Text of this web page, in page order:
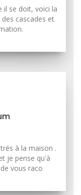
il se doit, voici la
cascades et
à la maison .
je pense qu'à
vous raco